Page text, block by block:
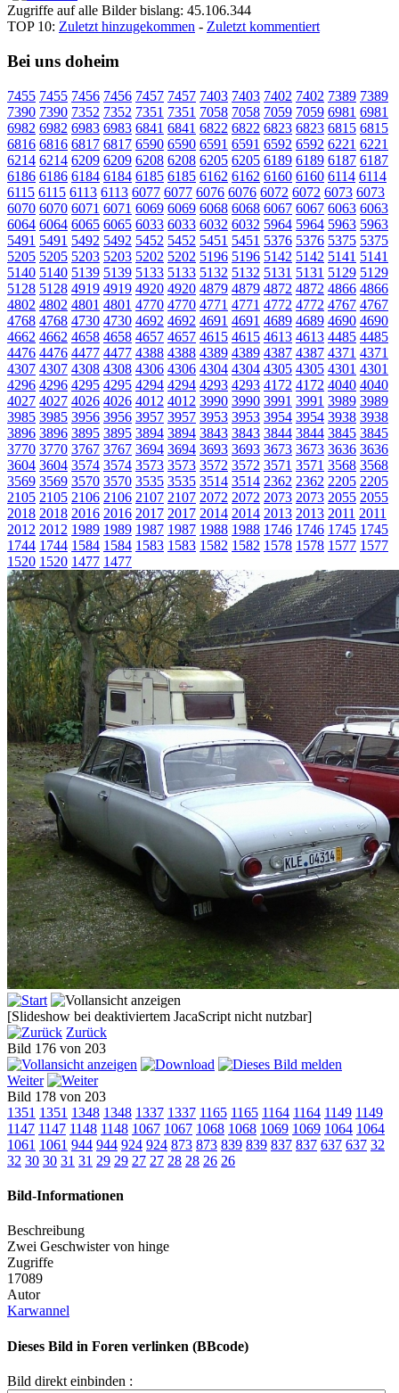
Zugriffe auf alle Bilder bislang: 45.106.344
TOP 10: Zuletzt hinzugekommen - Zuletzt kommentiert
Bei uns doheim
7455 7455 7456 7456 7457 7457 7403 7403 7402 7402 7389 7389
7390 7390 7352 7352 7351 7351 7058 7058 7059 7059 6981 6981
6982 6982 6983 6983 6841 6841 6822 6822 6823 6823 6815 6815
6816 6816 6817 6817 6590 6590 6591 6591 6592 6592 6221 6221
6214 6214 6209 6209 6208 6208 6205 6205 6189 6189 6187 6187
6186 6186 6184 6184 6185 6185 6162 6162 6160 6160 6114 6114
6115 6115 6113 6113 6077 6077 6076 6076 6072 6072 6073 6073
6070 6070 6071 6071 6069 6069 6068 6068 6067 6067 6063 6063
6064 6064 6065 6065 6033 6033 6032 6032 5964 5964 5963 5963
5491 5491 5492 5492 5452 5452 5451 5451 5376 5376 5375 5375
5205 5205 5203 5203 5202 5202 5196 5196 5142 5142 5141 5141
5140 5140 5139 5139 5133 5133 5132 5132 5131 5131 5129 5129
5128 5128 4919 4919 4920 4920 4879 4879 4872 4872 4866 4866
4802 4802 4801 4801 4770 4770 4771 4771 4772 4772 4767 4767
4768 4768 4730 4730 4692 4692 4691 4691 4689 4689 4690 4690
4662 4662 4658 4658 4657 4657 4615 4615 4613 4613 4485 4485
4476 4476 4477 4477 4388 4388 4389 4389 4387 4387 4371 4371
4307 4307 4308 4308 4306 4306 4304 4304 4305 4305 4301 4301
4296 4296 4295 4295 4294 4294 4293 4293 4172 4172 4040 4040
4027 4027 4026 4026 4012 4012 3990 3990 3991 3991 3989 3989
3985 3985 3956 3956 3957 3957 3953 3953 3954 3954 3938 3938
3896 3896 3895 3895 3894 3894 3843 3843 3844 3844 3845 3845
3770 3770 3767 3767 3694 3694 3693 3693 3673 3673 3636 3636
3604 3604 3574 3574 3573 3573 3572 3572 3571 3571 3568 3568
3569 3569 3570 3570 3535 3535 3514 3514 2362 2362 2205 2205
2105 2105 2106 2106 2107 2107 2072 2072 2073 2073 2055 2055
2018 2018 2016 2016 2017 2017 2014 2014 2013 2013 2011 2011
2012 2012 1989 1989 1987 1987 1988 1988 1746 1746 1745 1745
1744 1744 1584 1584 1583 1583 1582 1582 1578 1578 1577 1577
1520 1520 1477 1477
[Slideshow bei deaktiviertem JacaScript nicht nutzbar]
Zurück
Bild 176 von 203
Weiter
Bild 178 von 203
1351 1351 1348 1348 1337 1337 1165 1165 1164 1164 1149 1149
1147 1147 1148 1148 1067 1067 1068 1068 1069 1069 1064 1064
1061 1061 944 944 924 924 873 873 839 839 837 837 637 637 32
32 30 30 31 31 29 29 27 27 28 28 26 26
Bild-Informationen
Beschreibung
Zwei Geschwister von hinge
Zugriffe
17089
Autor
Karwannel
Dieses Bild in Foren verlinken (BBcode)
Bild direkt einbinden :